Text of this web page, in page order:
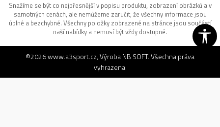
Snažíme se být co nejpřesnější v popisu produktu, zobrazení obrázků a v
samotných cenách, ale nemůžeme zaručit, že všechny informace jsou
úplné a bezchybné. Všechny položky zobrazené na stránce jsou součástí
naší nabídky a nemusí být vždy dostupné.
©2026www.a3sport.cz, VýrobaNB SOFT. Všechna práva
vyhrazena.